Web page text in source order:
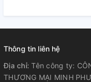
Thông tin liên hệ
Địa chỉ:Tên công ty:
THƯƠNG MẠI MINH